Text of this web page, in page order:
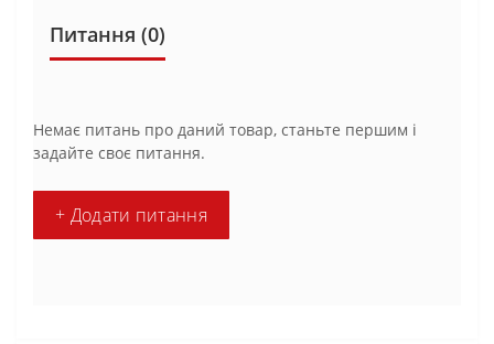
Питання (0)
Немає питань про даний товар, станьте першим і
задайте своє питання.
+ Додати питання